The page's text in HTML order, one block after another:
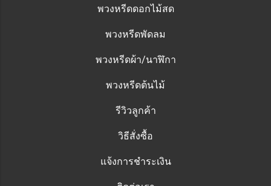
พวงหรีดดอกไม้สด
พวงหรีดพัดลม
พวงหรีดผ้า/นาฬิกา
พวงหรีดต้นไม้
รีวิวลูกค้า
วิธีสั่งซื้อ
แจ้งการชำระเงิน